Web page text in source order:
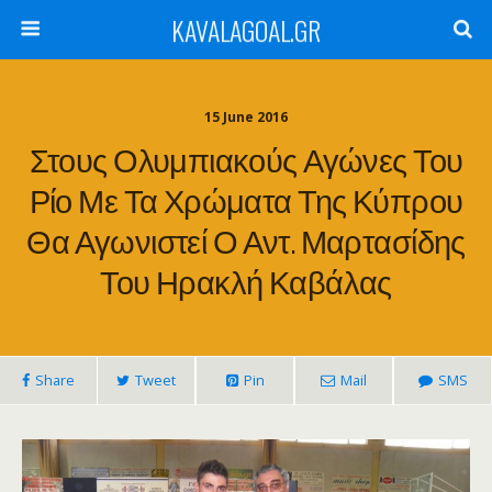
KAVALAGOAL.GR
15 June 2016
Στους Ολυμπιακούς Αγώνες Του
Ρίο Με Τα Χρώματα Της Κύπρου
Θα Αγωνιστεί Ο Αντ. Μαρτασίδης
Του Ηρακλή Καβάλας
Share Tweet Pin Mail SMS